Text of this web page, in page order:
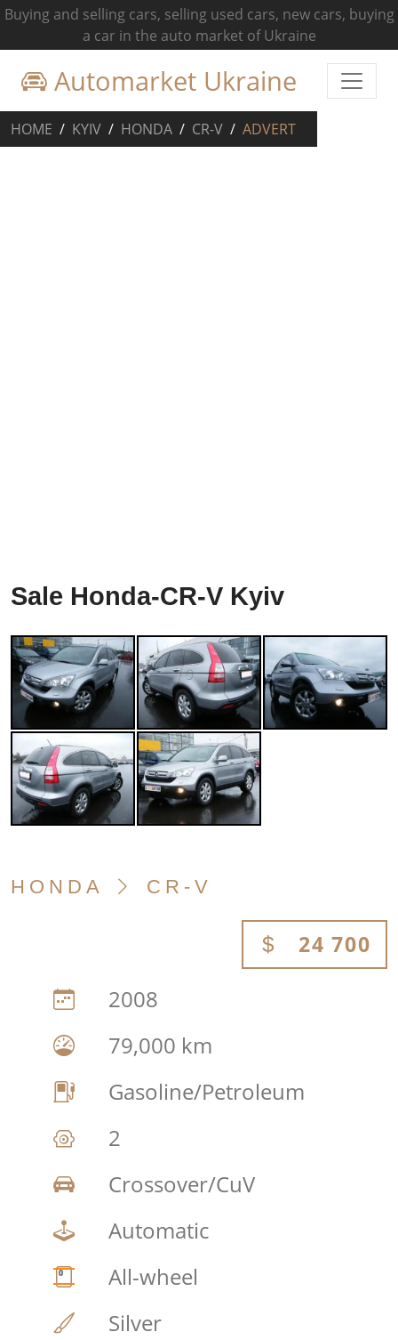
Buying and selling cars, selling used cars, new cars, buying
a car in the auto market of Ukraine
Automarket Ukraine
HOME KYIV HONDA CR-V ADVERT
Sale Honda-CR-V Kyiv
HONDA CR-V
24 700
2008
79,000 km
Gasoline/Petroleum
2
Crossover/CuV
Automatic
All-wheel
Silver